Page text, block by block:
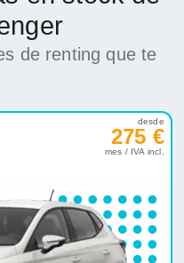
de renting que te
desde
275 €
mes / IVA incl.